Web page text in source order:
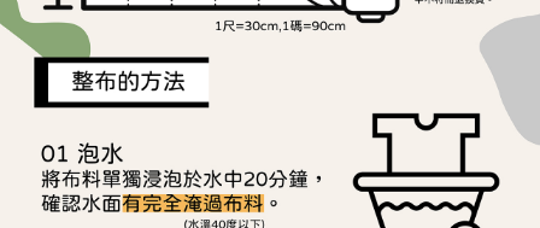
【注意事項】
１．透過由恩沛科技股份有限公司提供之「AFTEE先享後付」服務完成之交
易，需依本服務之必要範圍內提供個人資料，並將交易相關給付款項請求債
權轉讓予恩沛科技股份有限公司。
https://aftee.tw/terms/#terms3
３．未成年的使用者請事先徵得法定代理人或監護人之同意方可使用
「AFTEE先享後付」，若未經同意申辦者引起之損失，本公司不負相關責
任。